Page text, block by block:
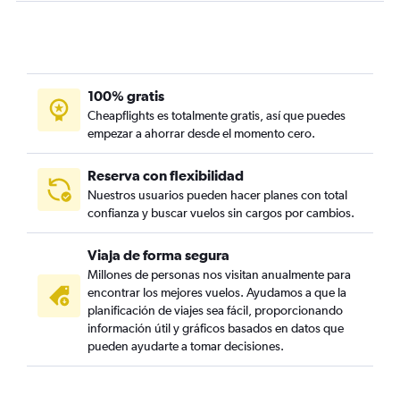
100% gratis
Cheapflights es totalmente gratis, así que puedes
empezar a ahorrar desde el momento cero.
Reserva con flexibilidad
Nuestros usuarios pueden hacer planes con total
confianza y buscar vuelos sin cargos por cambios.
Viaja de forma segura
Millones de personas nos visitan anualmente para
encontrar los mejores vuelos. Ayudamos a que la
planificación de viajes sea fácil, proporcionando
información útil y gráficos basados en datos que
pueden ayudarte a tomar decisiones.